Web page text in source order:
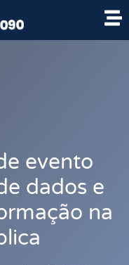
evento
dados e
na